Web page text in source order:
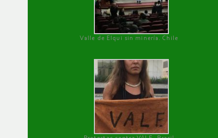
Valle de Elqui sin minería. Chile